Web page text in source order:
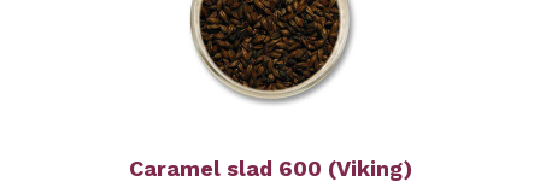
Caramel slad 600 (Viking)